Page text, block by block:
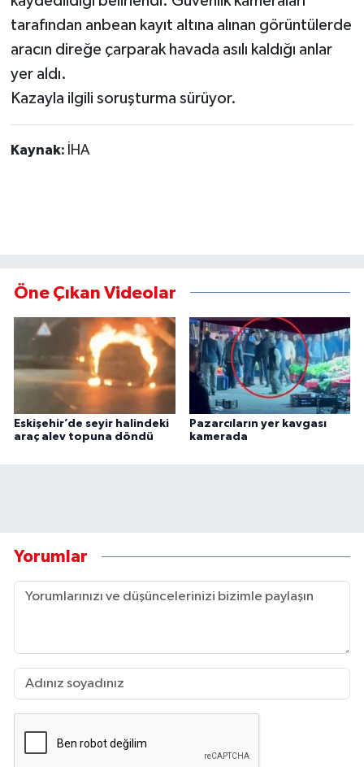
tarafından anbean kayıt altına alınan görüntülerde
aracın direğe çarparak havada asılı kaldığı anlar
yer aldı.
Kazayla ilgili soruşturma sürüyor.
Kaynak: İHA
Öne Çıkan Videolar
Eskişehir’de seyir halindeki
araç alev topuna döndü
Pazarcıların yer kavgası
kamerada
Yorumlar